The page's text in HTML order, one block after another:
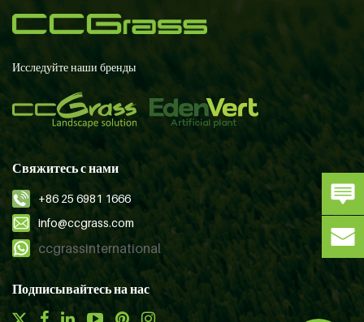
Исследуйте наши бренды
Свяжитесь с нами
+86 25 6981 1666
info@ccgrass.com
ccgrassinternational
Подписывайтесь на нас